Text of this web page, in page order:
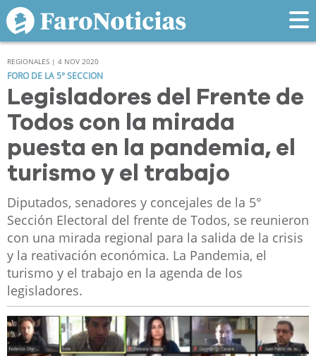
REGIONALES | 4 NOV 2020
FORO DE LA 5° SECCION
Legisladores del Frente de
Todos con la mirada
puesta en la pandemia, el
turismo y el trabajo
Diputados, senadores y concejales de la 5°
Sección Electoral del frente de Todos, se reunieron
con una mirada regional para la salida de la crisis
y la reativación económica. La Pandemia, el
turismo y el trabajo en la agenda de los
legisladores.